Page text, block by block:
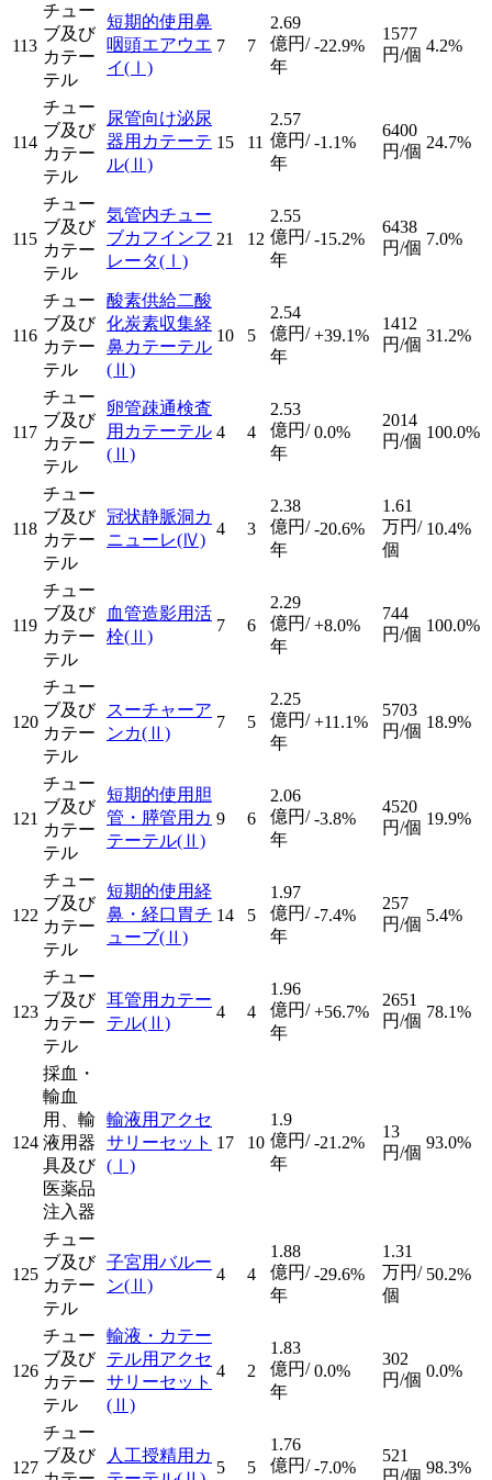
113
チュー
ブ及び
カテー
テル
短期的使用鼻
咽頭エアウエ
イ(Ⅰ)
7 7
2.69
億円/
年
-22.9%
1577
円/個 4.2%
114
チュー
ブ及び
カテー
テル
尿管向け泌尿
器用カテーテ
ル(Ⅱ)
15 11
2.57
億円/
年
-1.1%
6400
円/個 24.7%
115
チュー
ブ及び
カテー
テル
気管内チュー
ブカフインフ
レータ(Ⅰ)
21 12
2.55
億円/
年
-15.2%
6438
円/個 7.0%
116
チュー
ブ及び
カテー
テル
酸素供給二酸
化炭素収集経
鼻カテーテル
(Ⅱ)
10 5
2.54
億円/
年
+39.1%
1412
円/個 31.2%
117
チュー
ブ及び
カテー
テル
卵管疎通検査
用カテーテル
(Ⅱ)
4 4
2.53
億円/
年
0.0%
2014
円/個 100.0%
118
チュー
ブ及び
カテー
テル
冠状静脈洞カ
ニューレ(Ⅳ)
4 3
2.38
億円/
年
-20.6%
1.61
万円/
個
10.4%
119
チュー
ブ及び
カテー
テル
血管造影用活
栓(Ⅱ)
7 6
2.29
億円/
年
+8.0%
744
円/個 100.0%
120
チュー
ブ及び
カテー
テル
スーチャーア
ンカ(Ⅱ)
7 5
2.25
億円/
年
+11.1%
5703
円/個 18.9%
121
チュー
ブ及び
カテー
テル
短期的使用胆
管・膵管用カ
テーテル(Ⅱ)
9 6
2.06
億円/
年
-3.8%
4520
円/個 19.9%
122
チュー
ブ及び
カテー
テル
短期的使用経
鼻・経口胃チ
ューブ(Ⅱ)
14 5
1.97
億円/
年
-7.4%
257
円/個 5.4%
123
チュー
ブ及び
カテー
テル
耳管用カテー
テル(Ⅱ)
4 4
1.96
億円/
年
+56.7%
2651
円/個 78.1%
124
採血・
輸血
用、輸
液用器
具及び
医薬品
注入器
輸液用アクセ
サリーセット
(Ⅰ)
17 10
1.9
億円/
年
-21.2%
13
円/個
93.0%
125
チュー
ブ及び
カテー
テル
子宮用バルー
ン(Ⅱ)
4 4
1.88
億円/
年
-29.6%
1.31
万円/
個
50.2%
126
チュー
ブ及び
カテー
テル
輸液・カテー
テル用アクセ
サリーセット
(Ⅱ)
4 2
1.83
億円/
年
0.0%
302
円/個 0.0%
127
チュー
ブ及び
人工授精用カ
5 5
1.76
億円/ -7.0%
521
98.3%